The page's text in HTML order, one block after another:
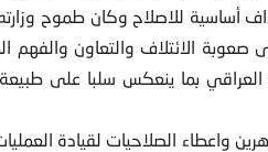
أساسية للاصلاح وكان طموح
الائتلاف والتعاون والفهم
بما ينعكس سلبا على
واعطاء الصلاحيات لقيادة